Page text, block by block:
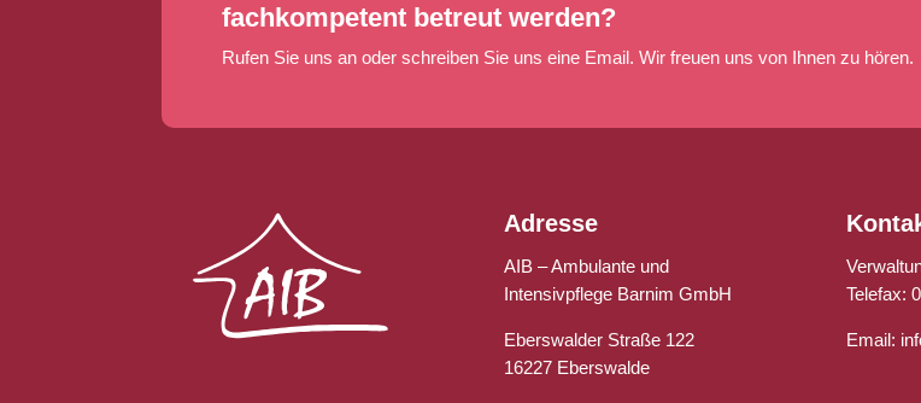
fachkompetent betreut werden?
Rufen Sie uns an oder schreiben Sie uns eine Email. Wir freuen uns von Ihnen zu hören.
Adresse
AIB – Ambulante und
Intensivpflege Barnim GmbH
Eberswalder Straße 122
16227 Eberswalde
Telefax:
Email: